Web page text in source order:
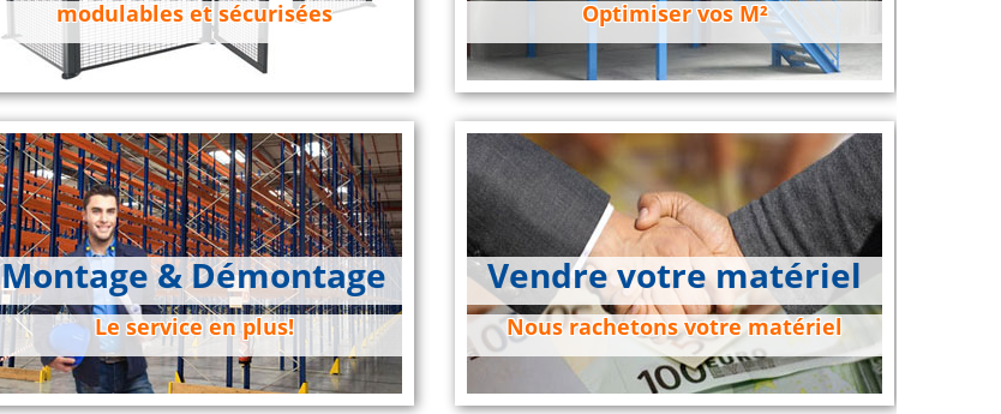
modulables et sécurisées Optimiser vos M²
Montage & Démontage
Le service en plus!
Vendre votre matériel
Nous rachetons votre matériel